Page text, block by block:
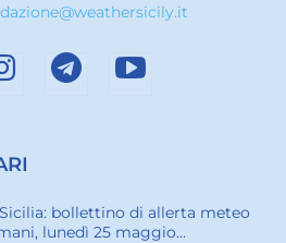
bollettino di allerta meteo
lunedì 25 maggio...